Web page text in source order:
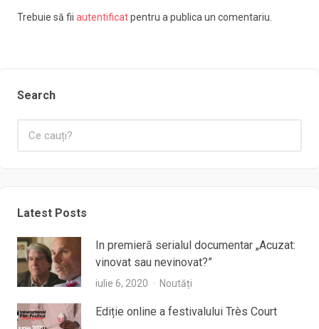
Trebuie să fii autentificatpentru a publica un comentariu.
Search
Latest Posts
In premieră serialul documentar „Acuzat:
vinovat sau nevinovat?”
iulie 6, 2020 Noutăți
Ediție online a festivalului Très Court